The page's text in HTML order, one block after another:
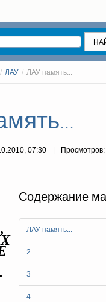
/ ЛАУ / ЛАУ память...
07:30
Содержание
ЛАУ память...
2
3
4